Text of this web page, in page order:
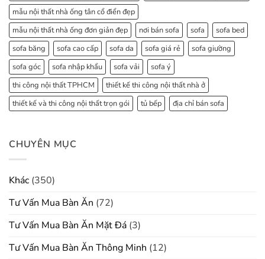
mẫu nội thất nhà ống tân cổ điển đẹp
mẫu nội thất nhà ống đơn giản đẹp
nơi bán sofa sofa
sofa bed
sofa băng
sofa cao cấp sofa da sofa giá rẻ
sofa giường
sofa góc
sofa nhập khẩu sofa vải
sofa ý
thi công nội thất TPHCM
thiết kế thi công nội thất nhà ở
thiết kế và thi công nội thất trọn gói
tủ bếp địa chỉ bán sofa
CHUYÊN MỤC
Khác (350)
Tư Vấn Mua Bàn Ăn (72)
Tư Vấn Mua Bàn Ăn Mặt Đá (3)
Tư Vấn Mua Bàn Ăn Thông Minh (12)